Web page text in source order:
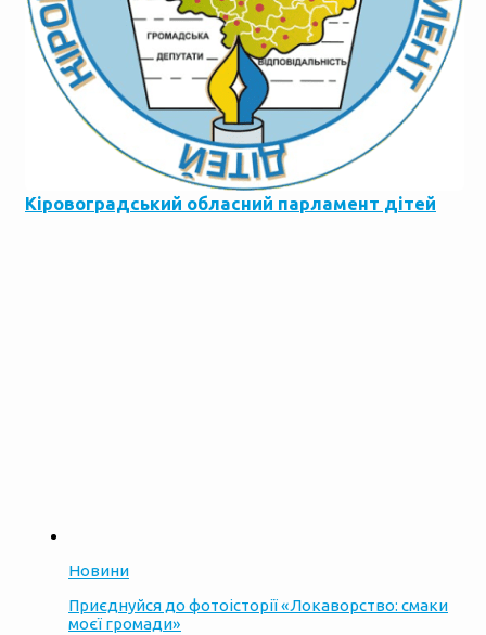
Кіровоградський обласний парламент дітей
Новини
Приєднуйся до фотоісторії «Локаворство: смаки
моєї громади»